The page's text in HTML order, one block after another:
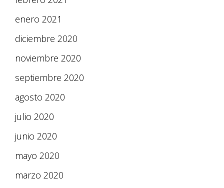
enero 2021
diciembre 2020
noviembre 2020
septiembre 2020
agosto 2020
julio 2020
junio 2020
mayo 2020
marzo 2020